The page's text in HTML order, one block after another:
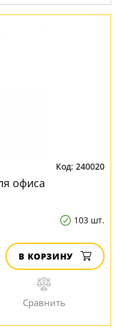
240020
офиса
103 шт.
В КОРЗИНУ